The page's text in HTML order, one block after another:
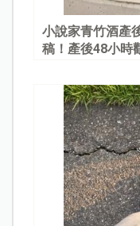
小說家青竹酒產
稿！產後48小時